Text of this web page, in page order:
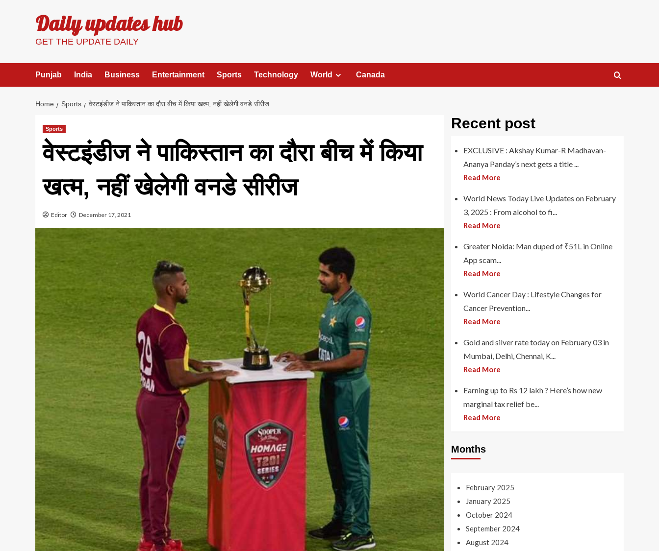
Daily updates hub
GET THE UPDATE DAILY
Punjab India Business Entertainment Sports Technology World Canada
Home Sports वेस्टइंडीज ने पाकिस्तान का दौरा बीच में किया खत्म, नहीं खेलेगी वनडे सीरीज
Sports
वेस्टइंडीज ने पाकिस्तान का दौरा बीच में किया
खत्म, नहीं खेलेगी वनडे सीरीज
Editor December 17, 2021
Recent post
EXCLUSIVE : Akshay Kumar-R Madhavan-
Ananya Panday’s next gets a title ...
Read More
World News Today Live Updates on February
3, 2025 : From alcohol to fi...
Read More
Greater Noida: Man duped of ₹51L in Online
App scam...
Read More
World Cancer Day : Lifestyle Changes for
Cancer Prevention...
Read More
Gold and silver rate today on February 03 in
Mumbai, Delhi, Chennai, K...
Read More
Earning up to Rs 12 lakh ? Here’s how new
marginal tax relief be...
Read More
Months
February 2025
January 2025
October 2024
September 2024
August 2024